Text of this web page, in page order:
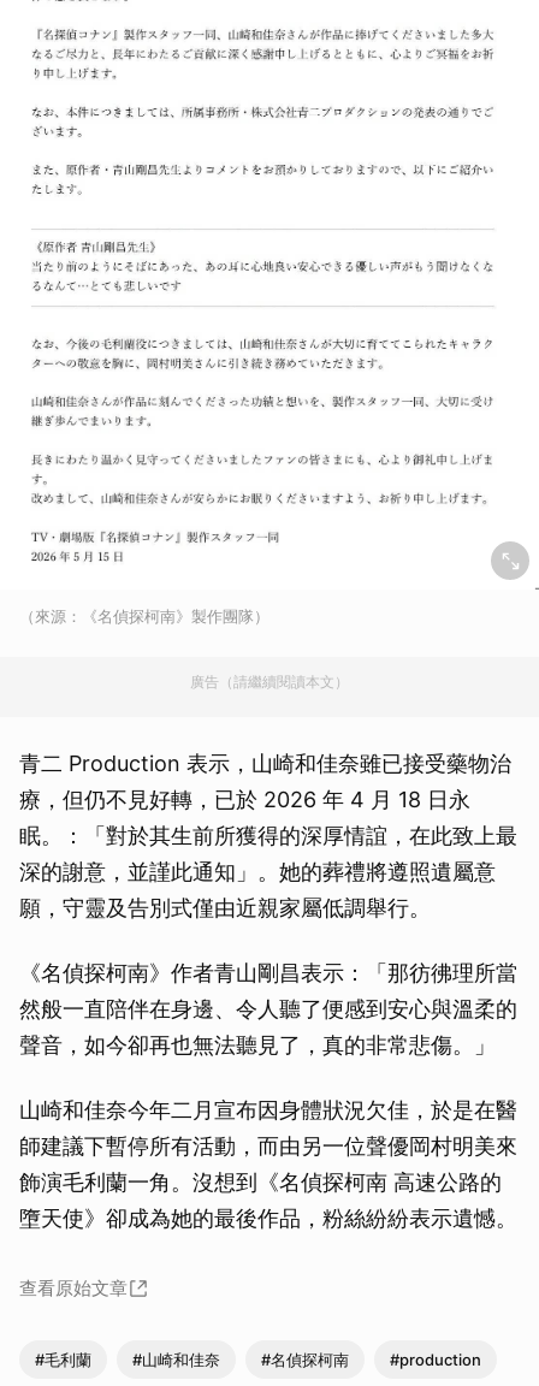
（來源：《名偵探柯南》製作團隊）
廣告（請繼續閱讀本文）
青二 Production 表示，山崎和佳奈雖已接受藥物治
療，但仍不見好轉，已於 2026 年 4 月 18 日永
眠。：「對於其生前所獲得的深厚情誼，在此致上最
深的謝意，並謹此通知」。她的葬禮將遵照遺屬意
願，守靈及告別式僅由近親家屬低調舉行。
《名偵探柯南》作者青山剛昌表示：「那彷彿理所當
然般一直陪伴在身邊、令人聽了便感到安心與溫柔的
聲音，如今卻再也無法聽見了，真的非常悲傷。」
山崎和佳奈今年二月宣布因身體狀況欠佳，於是在醫
師建議下暫停所有活動，而由另一位聲優岡村明美來
飾演毛利蘭一角。沒想到《名偵探柯南 高速公路的
墮天使》卻成為她的最後作品，粉絲紛紛表示遺憾。
查看原始文章
#毛利蘭 #山崎和佳奈 #名偵探柯南 #production